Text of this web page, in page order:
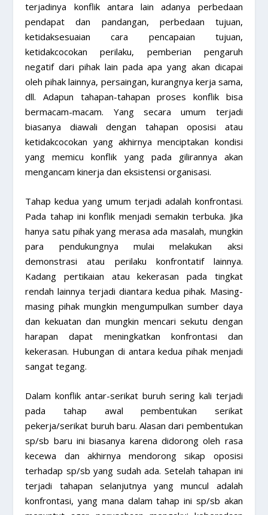
terjadinya konflik antara lain adanya perbedaan
pendapat dan pandangan, perbedaan tujuan,
ketidaksesuaian cara pencapaian tujuan,
ketidakcocokan perilaku, pemberian pengaruh
negatif dari pihak lain pada apa yang akan dicapai
oleh pihak lainnya, persaingan, kurangnya kerja sama,
dll. Adapun tahapan-tahapan proses konflik bisa
bermacam-macam. Yang secara umum terjadi
biasanya diawali dengan tahapan oposisi atau
ketidakcocokan yang akhirnya menciptakan kondisi
yang memicu konflik yang pada gilirannya akan
mengancam kinerja dan eksistensi organisasi.
Tahap kedua yang umum terjadi adalah konfrontasi.
Pada tahap ini konflik menjadi semakin terbuka. Jika
hanya satu pihak yang merasa ada masalah, mungkin
para pendukungnya mulai melakukan aksi
demonstrasi atau perilaku konfrontatif lainnya.
Kadang pertikaian atau kekerasan pada tingkat
rendah lainnya terjadi diantara kedua pihak. Masing-
masing pihak mungkin mengumpulkan sumber daya
dan kekuatan dan mungkin mencari sekutu dengan
harapan dapat meningkatkan konfrontasi dan
kekerasan. Hubungan di antara kedua pihak menjadi
sangat tegang.
Dalam konflik antar-serikat buruh sering kali terjadi
pada tahap awal pembentukan serikat
pekerja/serikat buruh baru. Alasan dari pembentukan
sp/sb baru ini biasanya karena didorong oleh rasa
kecewa dan akhirnya mendorong sikap oposisi
terhadap sp/sb yang sudah ada. Setelah tahapan ini
terjadi tahapan selanjutnya yang muncul adalah
konfrontasi, yang mana dalam tahap ini sp/sb akan